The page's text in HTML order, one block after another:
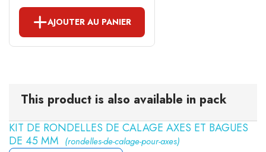
AJOUTER AU PANIER
This product is also available in pack
KIT DE RONDELLES DE CALAGE AXES ET BAGUES
DE 45 MM (rondelles-de-calage-pour-axes)